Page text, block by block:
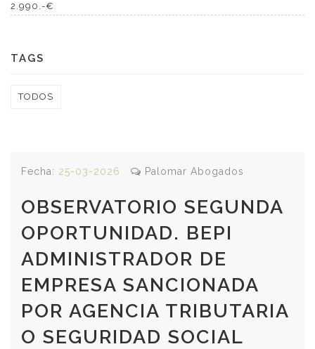
2.990.-€
TAGS
TODOS
Fecha: 25-03-2026 Palomar Abogados
OBSERVATORIO SEGUNDA
OPORTUNIDAD. BEPI
ADMINISTRADOR DE
EMPRESA SANCIONADA
POR AGENCIA TRIBUTARIA
O SEGURIDAD SOCIAL